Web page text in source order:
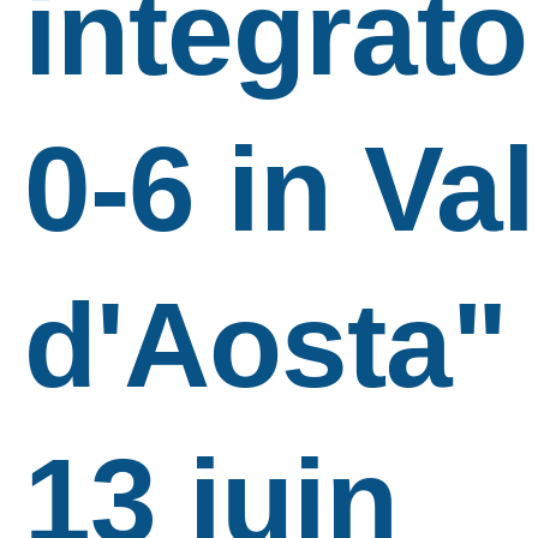
integrato
0-6 in
d'Aosta"
13 juin